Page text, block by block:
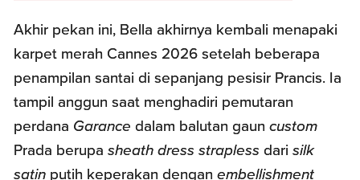
Akhir pekan ini, Bella akhirnya kembali menapaki
karpet merah Cannes 2026 setelah beberapa
penampilan santai di sepanjang pesisir Prancis. Ia
tampil anggun saat menghadiri pemutaran
perdana Garance dalam balutan gauncustom
Prada berupasheath dress strapless darisilk
satin putih keperakan denganembellishment